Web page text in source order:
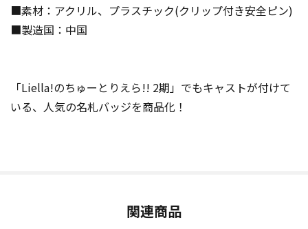
■素材：アクリル、プラスチック(クリップ付き安全ピン)
■製造国：中国
「Liella!のちゅーとりえら!! 2期」でもキャストが付けて
いる、人気の名札バッジを商品化！
関連商品